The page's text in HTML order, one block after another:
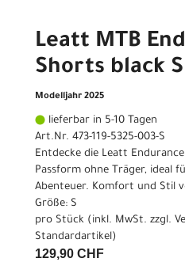
Leatt MTB
Shorts black S
Modelljahr 2025
lieferbar in 5-10 Tagen
Art.Nr. 473-119-5325-003-S
Entdecke die Leatt
Passform ohne Träger, ideal
Abenteuer. Komfort und Stil
Größe: S
pro Stück (inkl. MwSt. zzgl.
Standardartikel)
129,90 CHF